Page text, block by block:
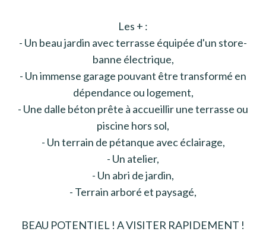
Les + :
- Un beau jardin avec terrasse équipée d'un store-
banne électrique,
- Un immense garage pouvant être transformé en
dépendance ou logement,
- Une dalle béton prête à accueillir une terrasse ou
piscine hors sol,
- Un terrain de pétanque avec éclairage,
- Un atelier,
- Un abri de jardin,
- Terrain arboré et paysagé,
BEAU POTENTIEL ! A VISITER RAPIDEMENT !